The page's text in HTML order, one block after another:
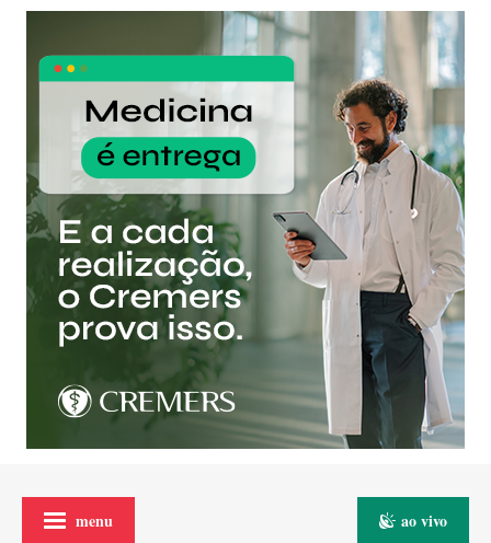
menu ao vivo